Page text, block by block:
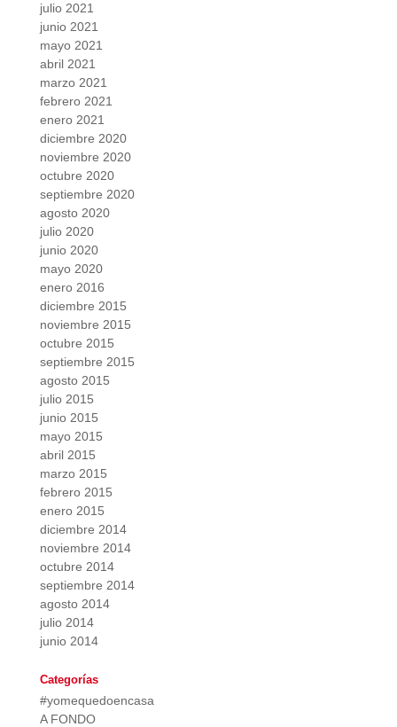
julio 2021
junio 2021
mayo 2021
abril 2021
marzo 2021
febrero 2021
enero 2021
diciembre 2020
noviembre 2020
octubre 2020
septiembre 2020
agosto 2020
julio 2020
junio 2020
mayo 2020
enero 2016
diciembre 2015
noviembre 2015
octubre 2015
septiembre 2015
agosto 2015
julio 2015
junio 2015
mayo 2015
abril 2015
marzo 2015
febrero 2015
enero 2015
diciembre 2014
noviembre 2014
octubre 2014
septiembre 2014
agosto 2014
julio 2014
junio 2014
Categorías
#yomequedoencasa
A FONDO